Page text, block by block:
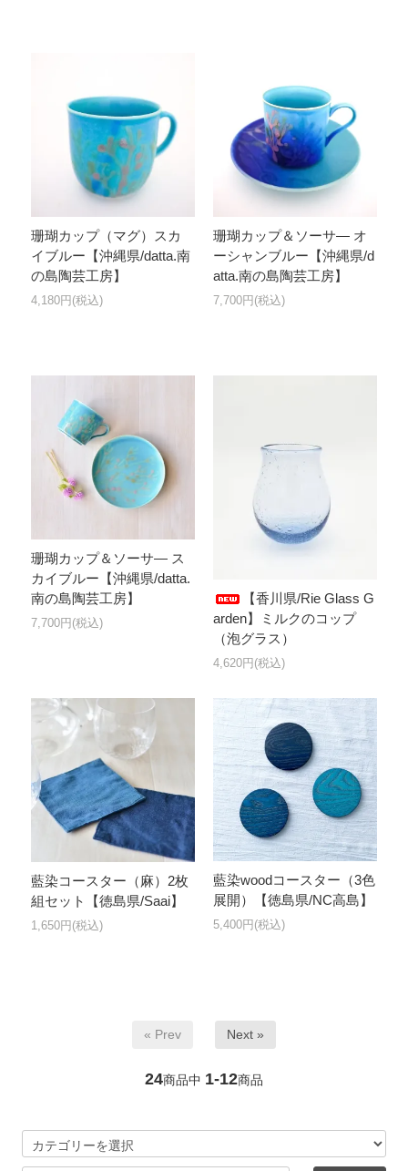
珊瑚カップ（マグ）スカ
イブルー【沖縄県/datta.南
の島陶芸工房】
4,180円(税込)
珊瑚カップ＆ソーサ― オ
ーシャンブルー【沖縄県/d
atta.南の島陶芸工房】
7,700円(税込)
珊瑚カップ＆ソーサ― ス
カイブルー【沖縄県/datta.
南の島陶芸工房】
7,700円(税込)
【香川県/Rie Glass G
arden】ミルクのコップ
（泡グラス）
4,620円(税込)
藍染コースター（麻）2枚
組セット【徳島県/Saai】
1,650円(税込)
藍染woodコースター（3色
展開）【徳島県/NC高島】
5,400円(税込)
« Prev Next »
24商品中 1-12商品